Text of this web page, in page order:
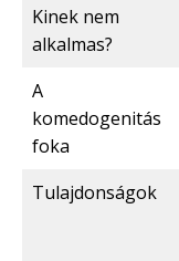
Kinek nem
alkalmas?
A
komedogenitás
foka
Tulajdonságok